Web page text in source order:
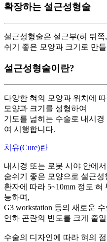
확장하는 설근성형술
설근성형술은 설근부(혀 뒤
쉬기 좋은 모양과 크기로 만
설근성형술이란?
다양한 혀의 모양과 위치에
모양과 크기를 성형하여
기도를 넓히는 수술로 내시
여 시행합니다.
치유(Cure)란
내시경 또는 로봇 시야 안에
숨쉬기 좋은 모양으로 설근
환자에 따라 5~10mm 정도
능하며,
G3 workstation 등의 새로운
연하 곤란의 빈도를 크게 줄
수술의 디자인에 따라 혀의